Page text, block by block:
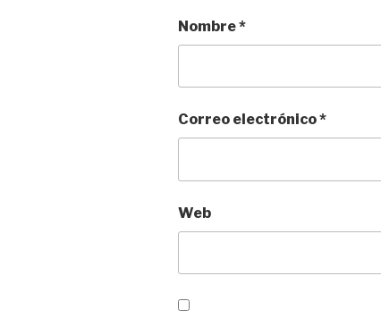
Nombre*
Correo electrónico*
Web